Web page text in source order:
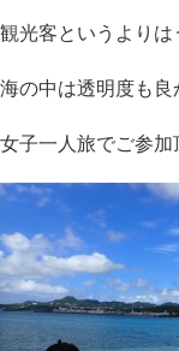
観光客というよりは
海の中は透明度も良
女子一人旅でご参加